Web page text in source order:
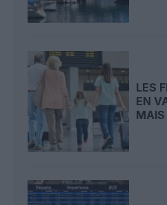
LES
EN
MAIS